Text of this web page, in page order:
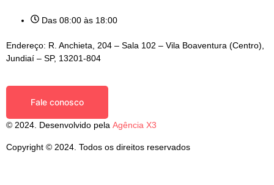
Das 08:00 às 18:00
Endereço: R. Anchieta, 204 – Sala 102 – Vila Boaventura (Centro),
Jundiaí – SP, 13201-804
Fale conosco
© 2024. Desenvolvido pela Agência X3
Copyright © 2024. Todos os direitos reservados